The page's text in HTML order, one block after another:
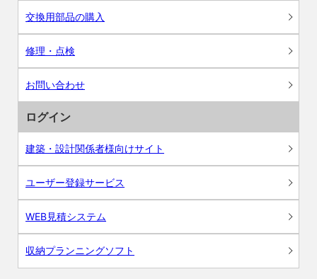
交換用部品の購入
修理・点検
お問い合わせ
ログイン
建築・設計関係者様向けサイト
ユーザー登録サービス
WEB見積システム
収納プランニングソフト